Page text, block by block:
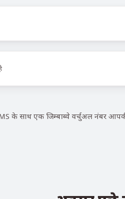
के साथ एक जिम्बाब्वे वर्चुअल नंबर